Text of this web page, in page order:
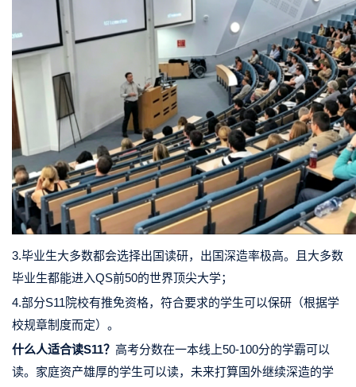
3.毕业生大多数都会选择出国读研，出国深造率极高。且大多数
毕业生都能进入QS前50的世界顶尖大学；
4.部分S11院校有推免资格，符合要求的学生可以保研（根据学
校规章制度而定）。
什么人适合读S11？ 高考分数在一本线上50-100分的学霸可以
读。家庭资产雄厚的学生可以读，未来打算国外继续深造的学